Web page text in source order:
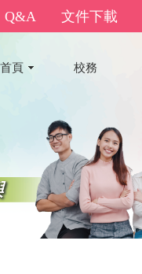
Q&A 文件下載
首頁 校務